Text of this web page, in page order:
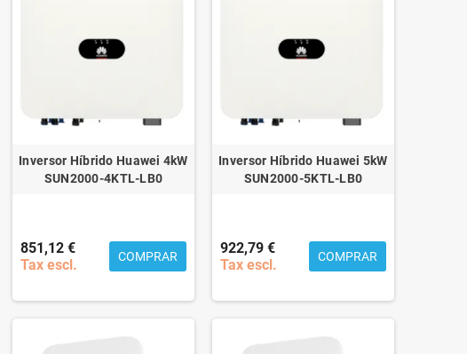
Inversor Híbrido Huawei 4kW
SUN2000-4KTL-LB0
851,12 €
Tax escl.
COMPRAR
Inversor Híbrido Huawei 5kW
SUN2000-5KTL-LB0
922,79 €
Tax escl.
COMPRAR